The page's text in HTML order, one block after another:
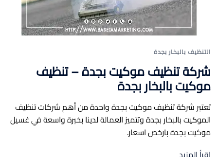
التنظيف بالبخار بجدة
شركة تنظيف موكيت بجدة – تنظيف
موكيت بالبخار بجدة
تعتبر شركة تنظيف موكيت بجدة واحدة من أهم شركات تنظيف
الموكيت بالبخار بجدة وتتميز العمالة لدينا بخبرة واسعة في غسيل
موكيت بجدة بارخص اسعار.